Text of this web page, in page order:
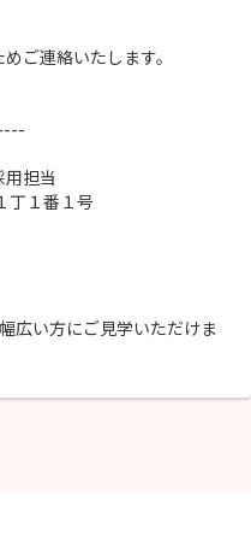
ご連絡いたします。
担当
丁１番１号
広い方にご見学いただけま